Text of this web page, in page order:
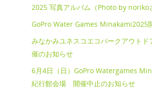
2025 写真アルバム（Photo by noriko
GoPro Water Games Minakami2025
みなかみユネスコエコパークアウトド
催のお知らせ
6月4日（日）GoPro Watergames
紀行館会場 開催中止のお知らせ